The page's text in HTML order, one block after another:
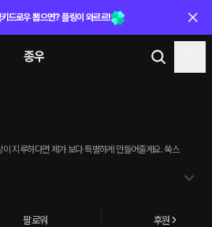
드로우 뽑으면? 플링이 와르르!
종우
지루하다면 제가 보다 특별하게 만들어줄게요. 쑥스
팔로워 후원